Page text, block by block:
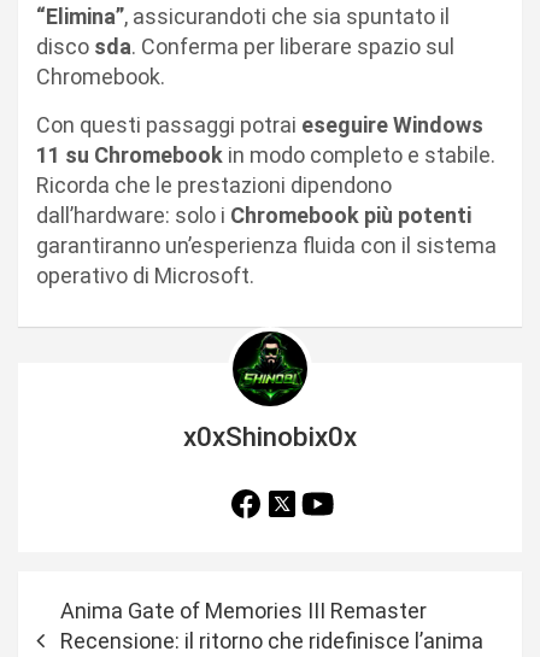
“Elimina”, assicurandoti che sia spuntato il
disco sda. Conferma per liberare spazio sul
Chromebook.
Con questi passaggi potrai eseguire Windows
11 su Chromebook in modo completo e stabile.
Ricorda che le prestazioni dipendono
dall’hardware: solo i Chromebook più potenti
garantiranno un’esperienza fluida con il sistema
operativo di Microsoft.
x0xShinobix0x
Anima Gate of Memories III Remaster
Recensione: il ritorno che ridefinisce l’anima